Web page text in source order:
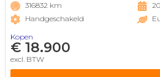
316832 km
Handgeschakeld
Kopen
€ 18.900
excl. BTW